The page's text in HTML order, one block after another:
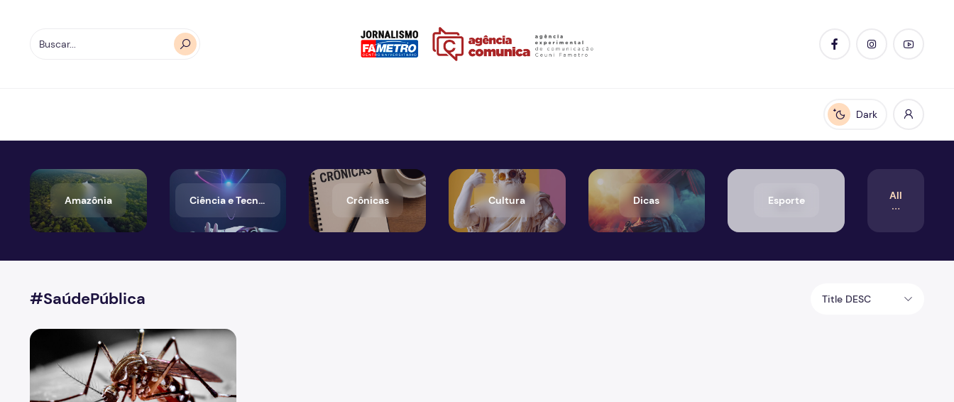
Enable dark mode
Dark
Amazônia Ciência e Tecnologia Crônicas Cultura Dicas Esporte All
#SaúdePública Title DESC
Nova variante do vírus da dengue é identificada pela primeira vez na Amazônia